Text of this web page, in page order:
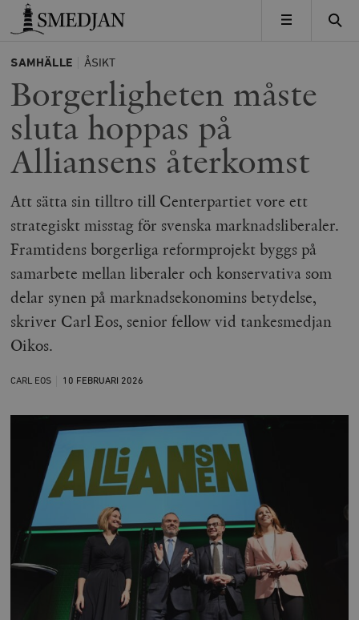
Timbro
MENY
SAMHÄLLE ÅSIKT
Borgerligheten måste
sluta hoppas på
Alliansens återkomst
Att sätta sin tilltro till Centerpartiet vore ett
strategiskt misstag för svenska marknadsliberaler.
Framtidens borgerliga reformprojekt byggs på
samarbete mellan liberaler och konservativa som
delar synen på marknadsekonomins betydelse,
skriver Carl Eos, senior fellow vid tankesmedjan
Oikos.
CARL EOS 10 FEBRUARI 2026